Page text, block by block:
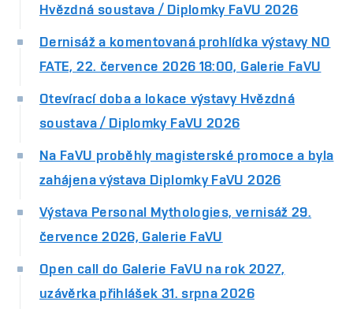
Hvězdná soustava / Diplomky FaVU 2026
Dernisáž a komentovaná prohlídka výstavy NO
FATE, 22. července 2026 18:00, Galerie FaVU
Otevírací doba a lokace výstavy Hvězdná
soustava / Diplomky FaVU 2026
Na FaVU proběhly magisterské promoce a byla
zahájena výstava Diplomky FaVU 2026
Výstava Personal Mythologies, vernisáž 29.
července 2026, Galerie FaVU
Open call do Galerie FaVU na rok 2027,
uzávěrka přihlášek 31. srpna 2026